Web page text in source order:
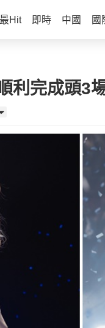
最Hit 即時 中國 國
利完成頭3